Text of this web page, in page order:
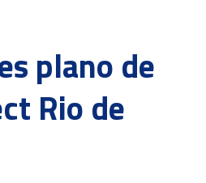
plano de
Rio de